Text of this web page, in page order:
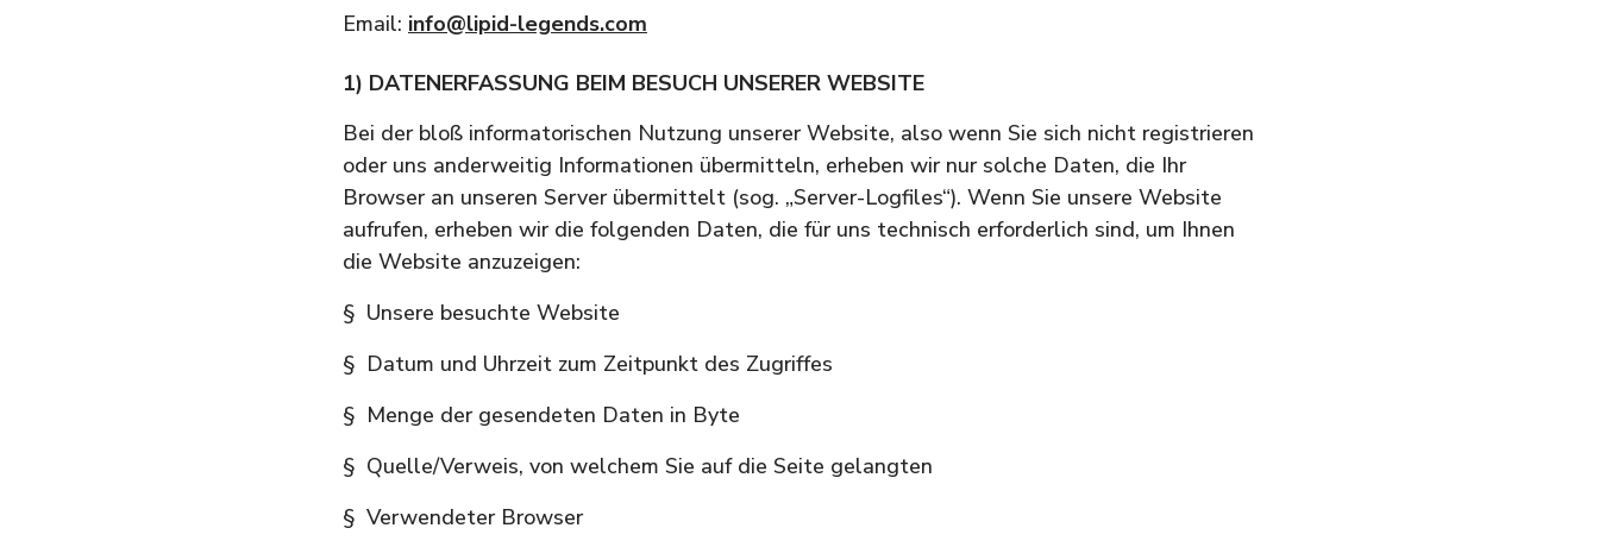
Email: info@lipid-legends.com
1) DATENERFASSUNG BEIM BESUCH UNSERER WEBSITE
Bei der bloß informatorischen Nutzung unserer Website, also wenn Sie sich nicht registrieren
oder uns anderweitig Informationen übermitteln, erheben wir nur solche Daten, die Ihr
Browser an unseren Server übermittelt (sog. „Server-Logfiles“). Wenn Sie unsere Website
aufrufen, erheben wir die folgenden Daten, die für uns technisch erforderlich sind, um Ihnen
die Website anzuzeigen:
§ Unsere besuchte Website
§ Datum und Uhrzeit zum Zeitpunkt des Zugriffes
§ Menge der gesendeten Daten in Byte
§ Quelle/Verweis, von welchem Sie auf die Seite gelangten
§ Verwendeter Browser